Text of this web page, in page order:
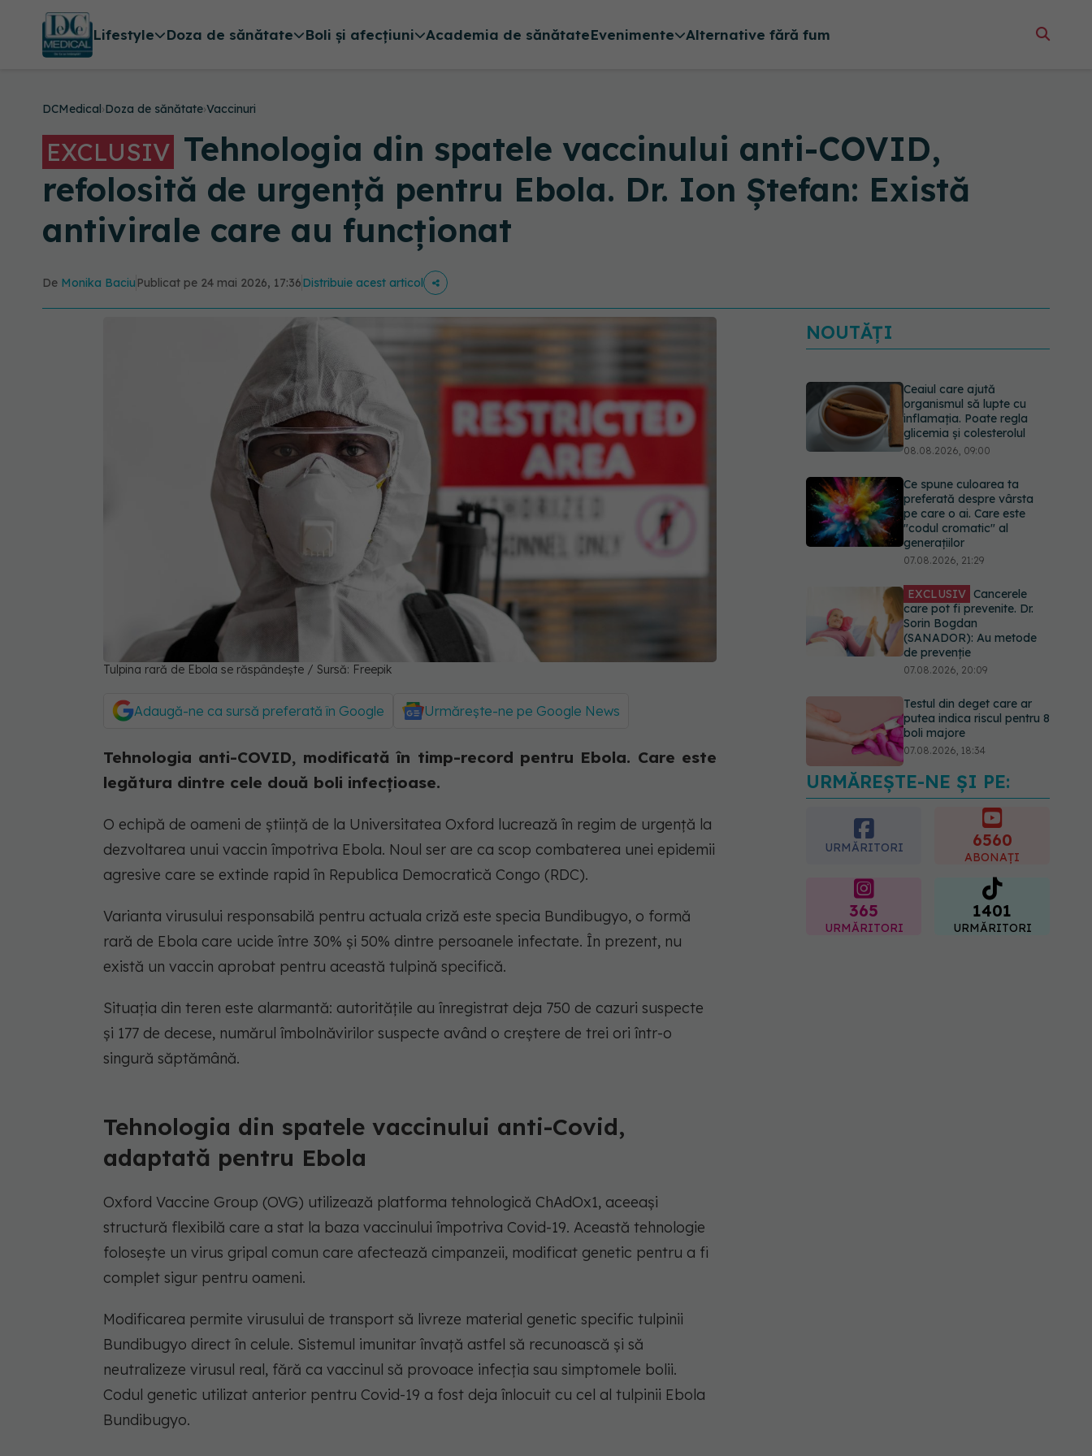
Lifestyle Doza de sănătate Boli și afecțiuni Academia de sănătateEvenimente Alternative fără fum
DCMedical›Doza de sănătate›Vaccinuri
EXCLUSIV Tehnologia din spatele vaccinului anti-COVID,
refolosită de urgență pentru Ebola. Dr. Ion Ștefan: Există
antivirale care au funcționat
De Monika Baciu Publicat pe 24 mai 2026, 17:36Distribuie acest articol
Tulpina rară de Ebola se răspândește / Sursă: Freepik
Adaugă-ne ca sursă preferată în Google Urmărește-ne pe Google News
Tehnologia anti-COVID, modificată în timp-record pentru Ebola. Care este
legătura dintre cele două boli infecțioase.
O echipă de oameni de știință de la Universitatea Oxford lucrează în regim de urgență la
dezvoltarea unui vaccin împotriva Ebola. Noul ser are ca scop combaterea unei epidemii
agresive care se extinde rapid în Republica Democratică Congo (RDC).
Varianta virusului responsabilă pentru actuala criză este specia Bundibugyo, o formă
rară de Ebola care ucide între 30% și 50% dintre persoanele infectate. În prezent, nu
există un vaccin aprobat pentru această tulpină specifică.
Situația din teren este alarmantă: autoritățile au înregistrat deja 750 de cazuri suspecte
și 177 de decese, numărul îmbolnăvirilor suspecte având o creștere de trei ori într-o
singură săptămână.
Tehnologia din spatele vaccinului anti-Covid,
adaptată pentru Ebola
Oxford Vaccine Group (OVG) utilizează platforma tehnologică ChAdOx1, aceeași
structură flexibilă care a stat la baza vaccinului împotriva Covid-19. Această tehnologie
folosește un virus gripal comun care afectează cimpanzeii, modificat genetic pentru a fi
complet sigur pentru oameni.
Modificarea permite virusului de transport să livreze material genetic specific tulpinii
Bundibugyo direct în celule. Sistemul imunitar învață astfel să recunoască și să
neutralizeze virusul real, fără ca vaccinul să provoace infecția sau simptomele bolii.
Codul genetic utilizat anterior pentru Covid-19 a fost deja înlocuit cu cel al tulpinii Ebola
Bundibugyo.
NOUTĂȚI
Ceaiul care ajută
organismul să lupte cu
inflamația. Poate regla
glicemia și colesterolul
08.08.2026, 09:00
Ce spune culoarea ta
preferată despre vârsta
pe care o ai. Care este
"codul cromatic" al
generațiilor
07.08.2026, 21:29
EXCLUSIV Cancerele
care pot fi prevenite. Dr.
Sorin Bogdan
(SANADOR): Au metode
de prevenție
07.08.2026, 20:09
Testul din deget care ar
putea indica riscul pentru 8
boli majore
07.08.2026, 18:34
Fereastra alimentară de
opt ore ar putea ajuta
creierul femeilor de peste
08.08.2026, 10:00
URMĂREȘTE-NE ȘI PE:
URMĂRITORI 6560
ABONAȚI
365
URMĂRITORI
1401
URMĂRITORI